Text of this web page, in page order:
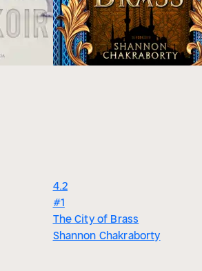
4.2
#1
The City of Brass
Shannon Chakraborty